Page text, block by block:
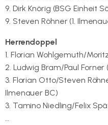
9. Dirk Knörig (BSG Einheit
9. Steven Röhner (1.
Herrendoppel
1. Florian Wohlgemuth/
2. Ludwig Bram/Paul Forner
3. Florian Otto/Steven
Ilmenauer BC)
3. Tamino Niedling/Felix
…